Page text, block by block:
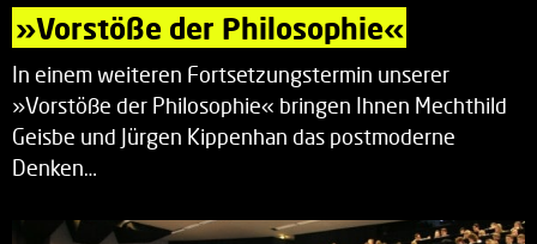
»Vorstöße der Philosophie«
In einem weiteren Fortsetzungstermin unserer
»Vorstöße der Philosophie« bringen Ihnen Mechthild
Geisbe und Jürgen Kippenhan das postmoderne
Denken…